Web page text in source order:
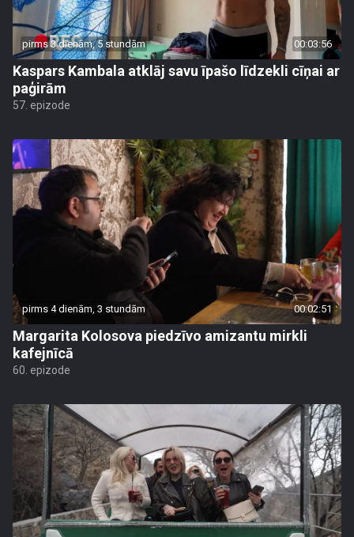
pirms 3 dienām, 5 stundām 00:03:56
Kaspars Kambala atklāj savu īpašo līdzekli cīņai ar
paģirām
57. epizode
pirms 4 dienām, 3 stundām 00:02:51
Margarita Kolosova piedzīvo amizantu mirkli
kafejnīcā
60. epizode